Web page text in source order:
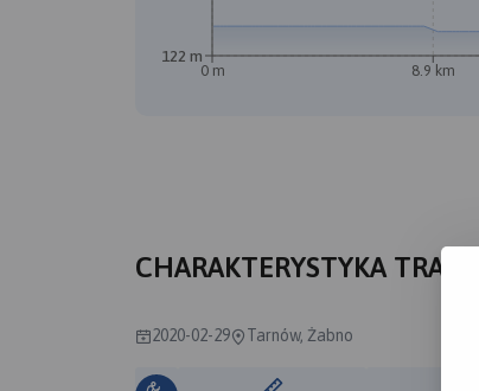
0 m 8.9 km
122 m
CHARAKTERYSTYKA TRASY
2020-02-29 Tarnów, Żabno